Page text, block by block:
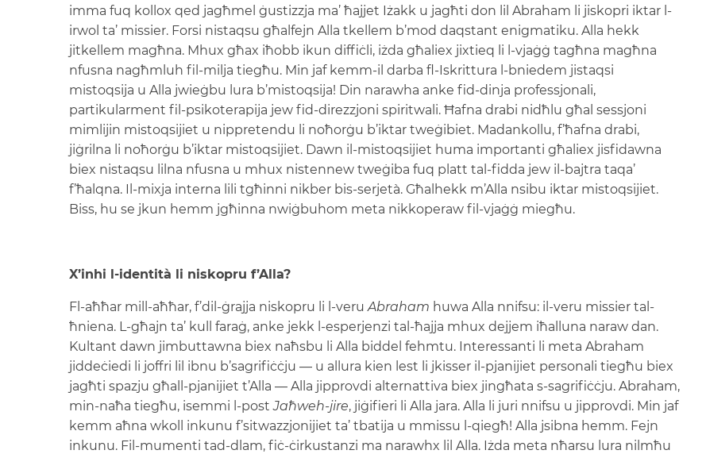
imma fuq kollox qed jagħmel ġustizzja ma’ ħajjet Iżakk u jagħti don lil Abraham li jiskopri iktar l-
irwol ta’ missier. Forsi nistaqsu għalfejn Alla tkellem b’mod daqstant enigmatiku. Alla hekk
jitkellem magħna. Mhux għax iħobb ikun diffiċli, iżda għaliex jixtieq li l-vjaġġ tagħna magħna
nfusna nagħmluh fil-milja tiegħu. Min jaf kemm-il darba fl-Iskrittura l-bniedem jistaqsi
mistoqsija u Alla jwieġbu lura b’mistoqsija! Din narawha anke fid-dinja professjonali,
partikularment fil-psikoterapija jew fid-direzzjoni spiritwali. Ħafna drabi nidħlu għal sessjoni
mimlijin mistoqsijiet u nippretendu li noħorġu b’iktar tweġibiet. Madankollu, f’ħafna drabi,
jiġrilna li noħorġu b’iktar mistoqsijiet. Dawn il-mistoqsijiet huma importanti għaliex jisfidawna
biex nistaqsu lilna nfusna u mhux nistennew tweġiba fuq platt tal-fidda jew il-bajtra taqa’
f’ħalqna. Il-mixja interna lili tgħinni nikber bis-serjetà. Għalhekk m’Alla nsibu iktar mistoqsijiet.
Biss, hu se jkun hemm jgħinna nwiġbuhom meta nikkoperaw fil-vjaġġ miegħu.
X’inhi l-identità li niskopru f’Alla?
Fl-aħħar mill-aħħar, f’dil-ġrajja niskopru li l-veruAbraham huwa Alla nnifsu: il-veru missier tal-
ħniena. L-għajn ta’ kull faraġ, anke jekk l-esperjenzi tal-ħajja mhux dejjem iħalluna naraw dan.
Kultant dawn jimbuttawna biex naħsbu li Alla biddel fehmtu. Interessanti li meta Abraham
jiddeċiedi li joffri lil ibnu b’sagrifiċċju — u allura kien lest li jkisser il-pjanijiet personali tiegħu biex
jagħti spazju għall-pjanijiet t’Alla — Alla jipprovdi alternattiva biex jingħata s-sagrifiċċju. Abraham,
min-naħa tiegħu, isemmi l-postJaħweh-jire, jiġifieri li Alla jara. Alla li juri nnifsu u jipprovdi. Min jaf
kemm aħna wkoll inkunu f’sitwazzjonijiet ta’ tbatija u mmissu l-qiegħ! Alla jsibna hemm. Fejn
inkunu. Fil-mumenti tad-dlam, fiċ-ċirkustanzi ma narawhx lil Alla. Iżda meta nħarsu lura nilmħu